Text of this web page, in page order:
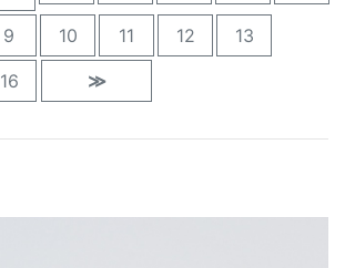
9 10 11 12 13
16 ≫